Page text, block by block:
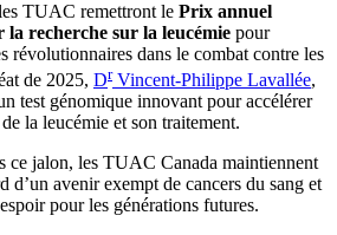
TUAC remettront le Prix annuel
recherche sur la leucémie pour
révolutionnaires dans le combat contre les
de 2025, DrVincent-Philippe Lavallée,
test génomique innovant pour accélérer
la leucémie et son traitement.
ce jalon, les TUAC Canada maintiennent
d’un avenir exempt de cancers du sang et
pour les générations futures.